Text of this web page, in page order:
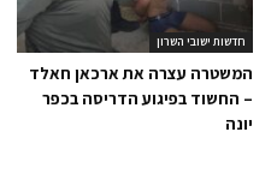
חדשות ישובי השרון
המשטרה עצרה את ארכאן חאלד
– החשוד בפיגוע הדריסה בכפר
יונה